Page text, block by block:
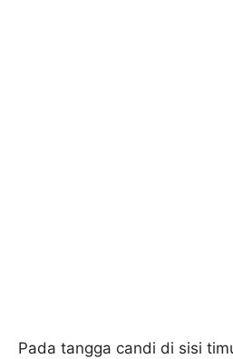
Pada tangga candi di sisi